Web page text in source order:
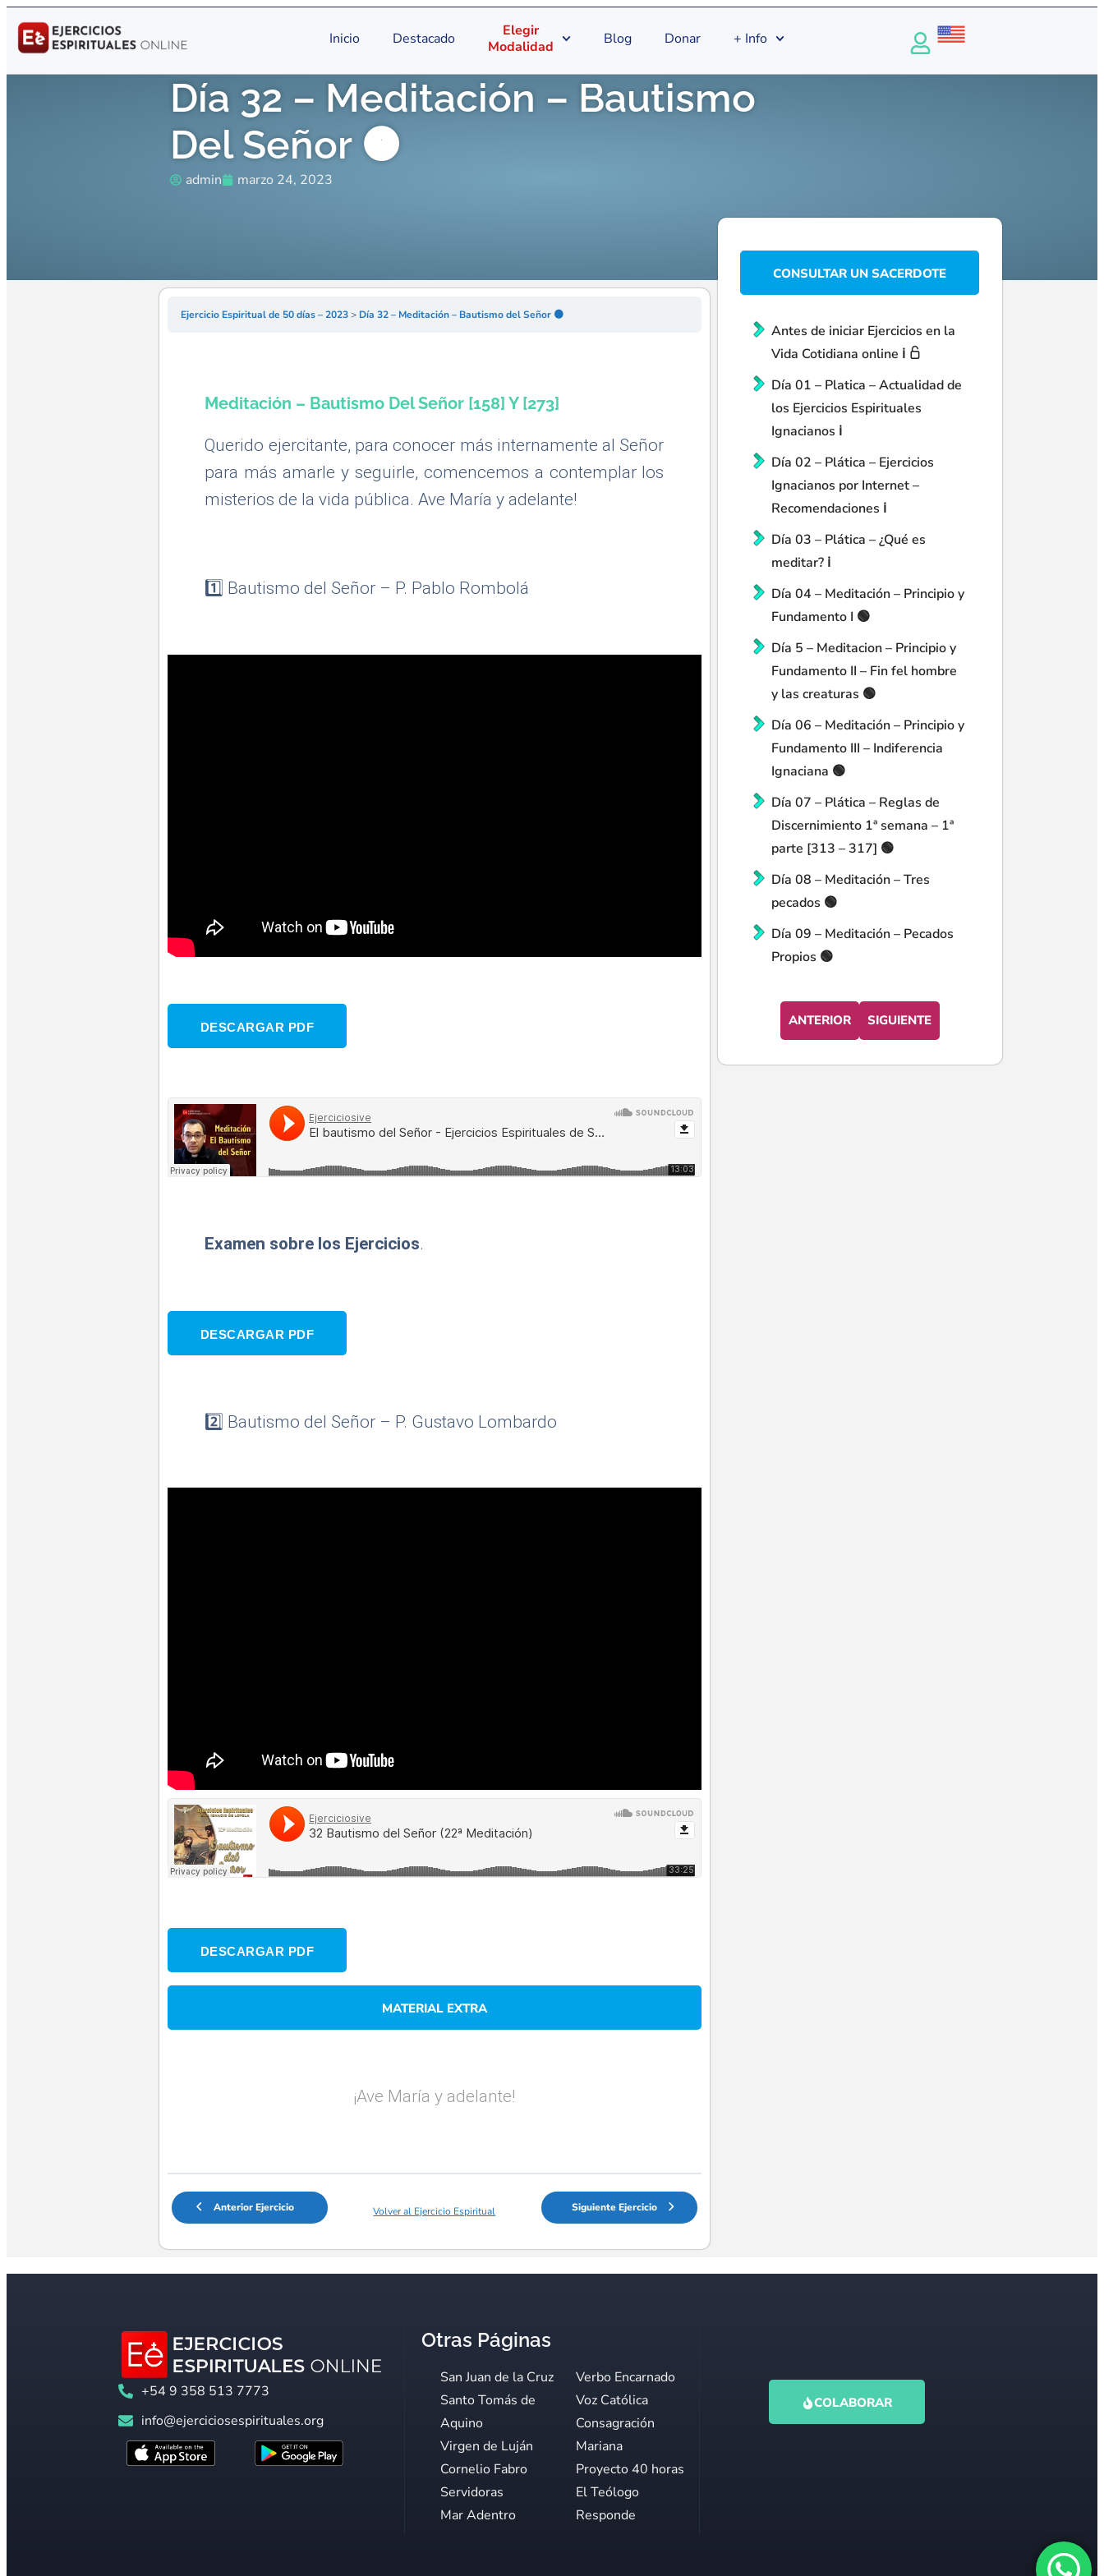
Inicio Destacado
Elegir
Modalidad
Blog Donar + Info
Día 32 – Meditación – Bautismo
Del Señor 🟠
admin marzo 24, 2023
Ejercicio Espiritual de 50 días – 2023 Día 32 – Meditación – Bautismo del Señor 🟠
Meditación – Bautismo Del Señor [158] Y [273]
Querido ejercitante, para conocer más internamente al Señor
para más amarle y seguirle, comencemos a contemplar los
misterios de la vida pública. Ave María y adelante!
1️⃣ Bautismo del Señor – P. Pablo Rombolá
DESCARGAR PDF
Examen sobre los Ejercicios.
DESCARGAR PDF
2️⃣ Bautismo del Señor – P. Gustavo Lombardo
DESCARGAR PDF
MATERIAL EXTRA
¡Ave María y adelante!
Anterior Ejercicio Volver al Ejercicio Espiritual Siguiente Ejercicio
CONSULTAR UN SACERDOTE
Antes de iniciar Ejercicios en la
Vida Cotidiana online ℹ️
Día 01 – Platica – Actualidad de
los Ejercicios Espirituales
Ignacianos ℹ️
Día 02 – Plática – Ejercicios
Ignacianos por Internet –
Recomendaciones ℹ️
Día 03 – Plática – ¿Qué es
meditar? ℹ️
Día 04 – Meditación – Principio y
Fundamento I 🟢
Día 5 – Meditacion – Principio y
Fundamento II – Fin fel hombre
y las creaturas 🟢
Día 06 – Meditación – Principio y
Fundamento III – Indiferencia
Ignaciana 🟢
Día 07 – Plática – Reglas de
Discernimiento 1ª semana – 1ª
parte [313 – 317] 🟢
Día 08 – Meditación – Tres
pecados 🟢
Día 09 – Meditación – Pecados
Propios 🟢
ANTERIOR SIGUIENTE
+54 9 358 513 7773
info@ejerciciosespirituales.org
Otras Páginas
San Juan de la Cruz
Santo Tomás de
Aquino
Virgen de Luján
Cornelio Fabro
Servidoras
Mar Adentro
Verbo Encarnado
Voz Católica
Consagración
Mariana
Proyecto 40 horas
El Teólogo
Responde
COLABORAR